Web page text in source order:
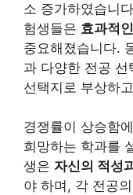
소 증가하였습니
험생들은 효과적
중요해졌습니다.
과 다양한 전공
선택지로 부상하
경쟁률이 상승함
희망하는 학과를
생은 자신의 적성
야 하며, 각 전공